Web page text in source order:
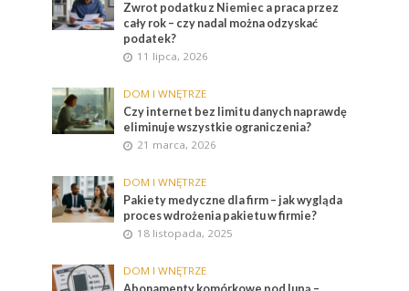
Zwrot podatku z Niemiec a praca przez
cały rok – czy nadal można odzyskać
podatek?
11 lipca, 2026
DOM I WNĘTRZE
Czy internet bez limitu danych naprawdę
eliminuje wszystkie ograniczenia?
21 marca, 2026
DOM I WNĘTRZE
Pakiety medyczne dla firm – jak wygląda
proces wdrożenia pakietu w firmie?
18 listopada, 2025
DOM I WNĘTRZE